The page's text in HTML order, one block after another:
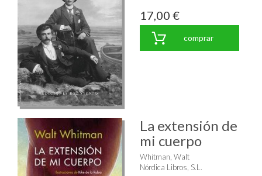
17,00 €
comprar
La extensión de
mi cuerpo
Whitman, Walt
Nórdica Libros, S.L.